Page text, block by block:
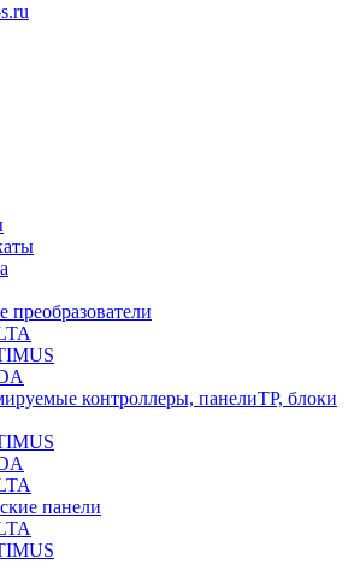
преобразователи
контроллеры, панелиTP, блоки
панели